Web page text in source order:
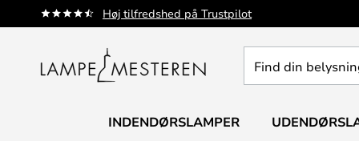
Høj tilfredshed på Trustpilot
Skip
to
din
INDENDØRSLAMPER